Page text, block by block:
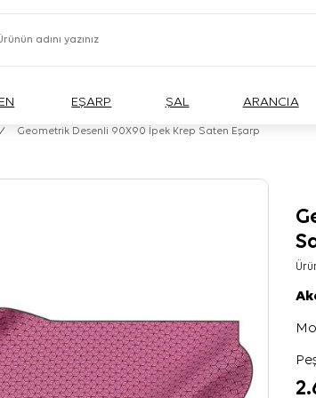
EŞARP ŞAL ARANCIA
/ Geometrik Desenli 90X90 İpek Krep Saten Eşarp